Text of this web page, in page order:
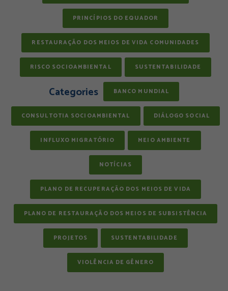
PRINCÍPIOS DO EQUADOR
RESTAURAÇÃO DOS MEIOS DE VIDA COMUNIDADES
RISCO SOCIOAMBIENTAL SUSTENTABILIDADE
Categories BANCO MUNDIAL
CONSULTOTIA SOCIOAMBIENTAL DIÁLOGO SOCIAL
INFLUXO MIGRATÓRIO MEIO AMBIENTE
NOTÍCIAS
PLANO DE RECUPERAÇÃO DOS MEIOS DE VIDA
PLANO DE RESTAURAÇÃO DOS MEIOS DE SUBSISTÊNCIA
PROJETOS SUSTENTABILIDADE
VIOLÊNCIA DE GÊNERO